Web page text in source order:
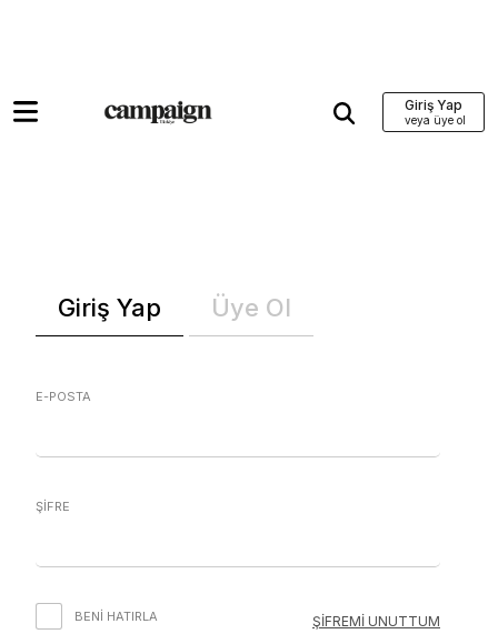
Giriş Yap
Giriş Yap Üye Ol
E-POSTA
ŞİFRE
BENI HATIRLA ŞİFREMİ UNUTTUM